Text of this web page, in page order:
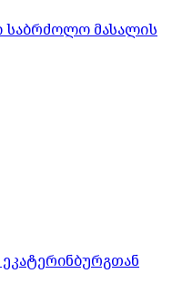
საბრძოლო მასალის